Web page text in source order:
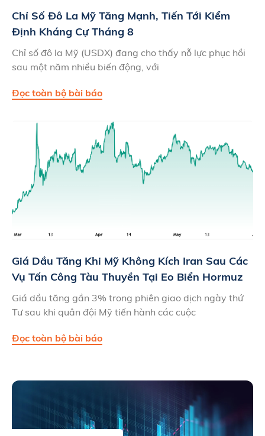
Chỉ Số Đô La Mỹ Tăng Mạnh, Tiến Tới Kiểm
Định Kháng Cự Tháng 8
Chỉ số đô la Mỹ (USDX) đang cho thấy nỗ lực phục hồi
sau một năm nhiều biến động, với
Đọc toàn bộ bài báo
Giá Dầu Tăng Khi Mỹ Không Kích Iran Sau Các
Vụ Tấn Công Tàu Thuyền Tại Eo Biển Hormuz
Giá dầu tăng gần 3% trong phiên giao dịch ngày thứ
Tư sau khi quân đội Mỹ tiến hành các cuộc
Đọc toàn bộ bài báo